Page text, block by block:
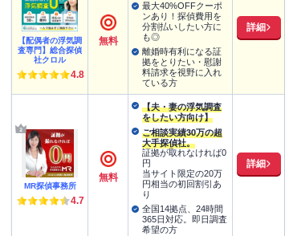
【配偶者の浮気調
査専門】総合探偵
社クロル
4.8
無料
最大40%OFFクーポ
ンあり！探偵費用を
分割払いしたい方に
も◎
離婚時有利になる証
拠をとりたい・慰謝
料請求を視野に入れ
ている方
詳細
MR探偵事務所
4.7
無料
【夫・妻の浮気調査
をしたい方向け】
ご相談実績30万の超
大手探偵社。
証拠が取れなければ0
円
当サイト限定の20万
円相当の初回割引あ
り
全国14拠点、24時間
365日対応。即日調査
希望の方
詳細